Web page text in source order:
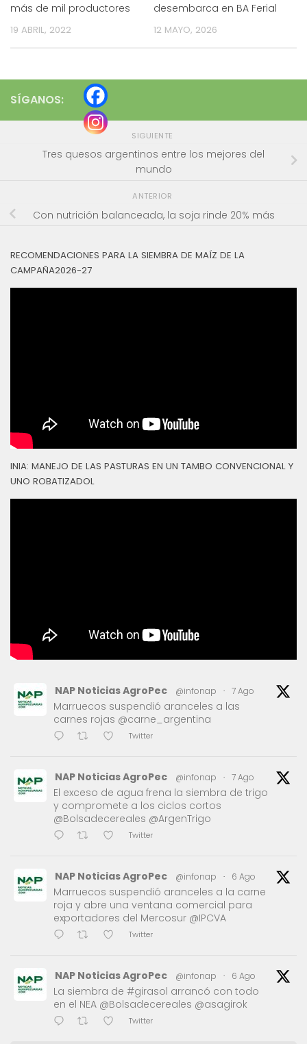
más de mil productores
19 ABRIL, 2022
desembarca en BA Ferial
12 MAYO, 2026
SÍGANOS:
SIGUIENTE
Tres quesos argentinos entre los mejores del
mundo
ANTERIOR
Con nutrición balanceada, la soja rinde 20% más
RECOMENDACIONES PARA LA SIEMBRA DE MAÍZ DE LA
CAMPAÑA2026-27
INIA: MANEJO DE LAS PASTURAS EN UN TAMBO CONVENCIONAL Y
UNO ROBATIZADOL
NAP Noticias AgroPec @infonap · 7 Ago
Marruecos suspendió aranceles a las
carnes rojas @carne_argentina
Twitter
NAP Noticias AgroPec @infonap · 7 Ago
El exceso de agua frena la siembra de trigo
y compromete a los ciclos cortos
@Bolsadecereales @ArgenTrigo
Twitter
NAP Noticias AgroPec @infonap · 6 Ago
Marruecos suspendió aranceles a la carne
roja y abre una ventana comercial para
exportadores del Mercosur @IPCVA
Twitter
NAP Noticias AgroPec @infonap · 6 Ago
La siembra de #girasol arrancó con todo
en el NEA @Bolsadecereales @asagirok
Twitter